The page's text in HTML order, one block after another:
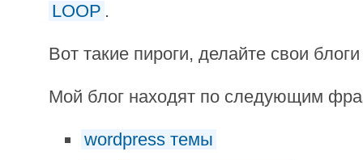
LOOP .
Вот такие пироги, делайте свои
Мой блог находят по следующим
wordpress темы